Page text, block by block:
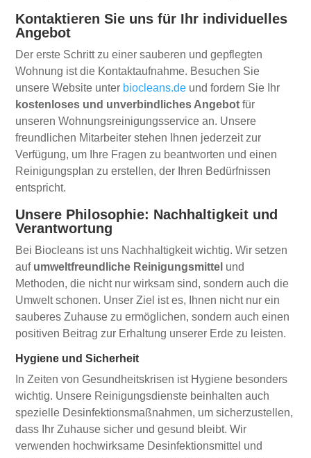
Kontaktieren Sie uns für Ihr individuelles
Angebot
Der erste Schritt zu einer sauberen und gepflegten
Wohnung ist die Kontaktaufnahme. Besuchen Sie
unsere Website unter biocleans.de und fordern Sie Ihr
kostenloses und unverbindliches Angebot für
unseren Wohnungsreinigungsservice an. Unsere
freundlichen Mitarbeiter stehen Ihnen jederzeit zur
Verfügung, um Ihre Fragen zu beantworten und einen
Reinigungsplan zu erstellen, der Ihren Bedürfnissen
entspricht.
Unsere Philosophie: Nachhaltigkeit und
Verantwortung
Bei Biocleans ist uns Nachhaltigkeit wichtig. Wir setzen
auf umweltfreundliche Reinigungsmittel und
Methoden, die nicht nur wirksam sind, sondern auch die
Umwelt schonen. Unser Ziel ist es, Ihnen nicht nur ein
sauberes Zuhause zu ermöglichen, sondern auch einen
positiven Beitrag zur Erhaltung unserer Erde zu leisten.
Hygiene und Sicherheit
In Zeiten von Gesundheitskrisen ist Hygiene besonders
wichtig. Unsere Reinigungsdienste beinhalten auch
spezielle Desinfektionsmaßnahmen, um sicherzustellen,
dass Ihr Zuhause sicher und gesund bleibt. Wir
verwenden hochwirksame Desinfektionsmittel und